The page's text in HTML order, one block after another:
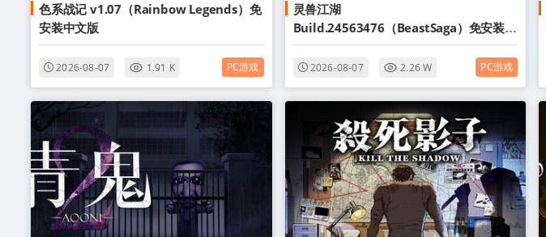
色系战记 v1.07（Rainbow Legends）免
安装中文版
2026-08-07 1.91 K PC游戏
灵兽江湖
Build.24563476（BeastSaga）免安装中
文版
2026-08-07 2.26 W PC游戏